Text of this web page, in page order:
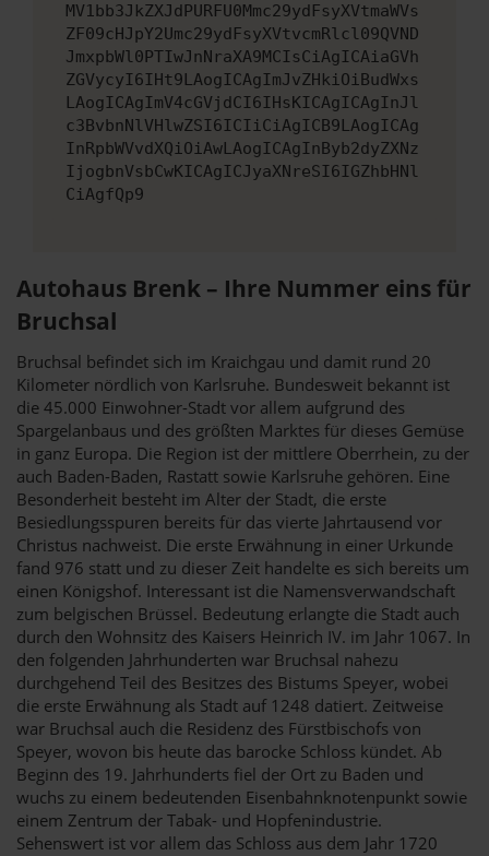
MV1bb3JkZXJdPURFU0Mmc29ydFsyXVtmaWVs
ZF09cHJpY2Umc29ydFsyXVtvcmRlcl09QVND
JmxpbWl0PTIwJnNraXA9MCIsCiAgICAiaGVh
ZGVycyI6IHt9LAogICAgImJvZHkiOiBudWxs
LAogICAgImV4cGVjdCI6IHsKICAgICAgInJl
c3BvbnNlVHlwZSI6ICIiCiAgICB9LAogICAg
InRpbWVvdXQiOiAwLAogICAgInByb2dyZXNz
IjogbnVsbCwKICAgICJyaXNreSI6IGZhbHNl
CiAgfQp9
Autohaus Brenk – Ihre Nummer eins für
Bruchsal
Bruchsal befindet sich im Kraichgau und damit rund 20
Kilometer nördlich von Karlsruhe. Bundesweit bekannt ist
die 45.000 Einwohner-Stadt vor allem aufgrund des
Spargelanbaus und des größten Marktes für dieses Gemüse
in ganz Europa. Die Region ist der mittlere Oberrhein, zu der
auch Baden-Baden, Rastatt sowie Karlsruhe gehören. Eine
Besonderheit besteht im Alter der Stadt, die erste
Besiedlungsspuren bereits für das vierte Jahrtausend vor
Christus nachweist. Die erste Erwähnung in einer Urkunde
fand 976 statt und zu dieser Zeit handelte es sich bereits um
einen Königshof. Interessant ist die Namensverwandschaft
zum belgischen Brüssel. Bedeutung erlangte die Stadt auch
durch den Wohnsitz des Kaisers Heinrich IV. im Jahr 1067. In
den folgenden Jahrhunderten war Bruchsal nahezu
durchgehend Teil des Besitzes des Bistums Speyer, wobei
die erste Erwähnung als Stadt auf 1248 datiert. Zeitweise
war Bruchsal auch die Residenz des Fürstbischofs von
Speyer, wovon bis heute das barocke Schloss kündet. Ab
Beginn des 19. Jahrhunderts fiel der Ort zu Baden und
wuchs zu einem bedeutenden Eisenbahnknotenpunkt sowie
einem Zentrum der Tabak- und Hopfenindustrie.
Sehenswert ist vor allem das Schloss aus dem Jahr 1720